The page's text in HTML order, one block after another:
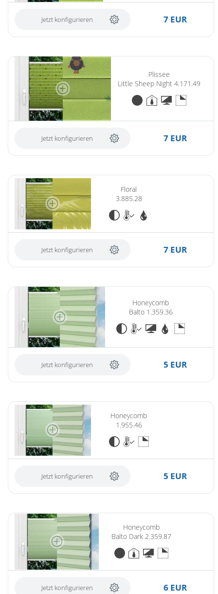
Jetzt konfigurieren 7 EUR
Plissee
Little Sheep Night 4.171.49
Jetzt konfigurieren 7 EUR
Floral
3.885.28
Jetzt konfigurieren 7 EUR
Honeycomb
Balto 1.359.36
Jetzt konfigurieren 5 EUR
Honeycomb
1.955.46
Jetzt konfigurieren 5 EUR
Honeycomb
Balto Dark 2.359.87
Jetzt konfigurieren 6 EUR